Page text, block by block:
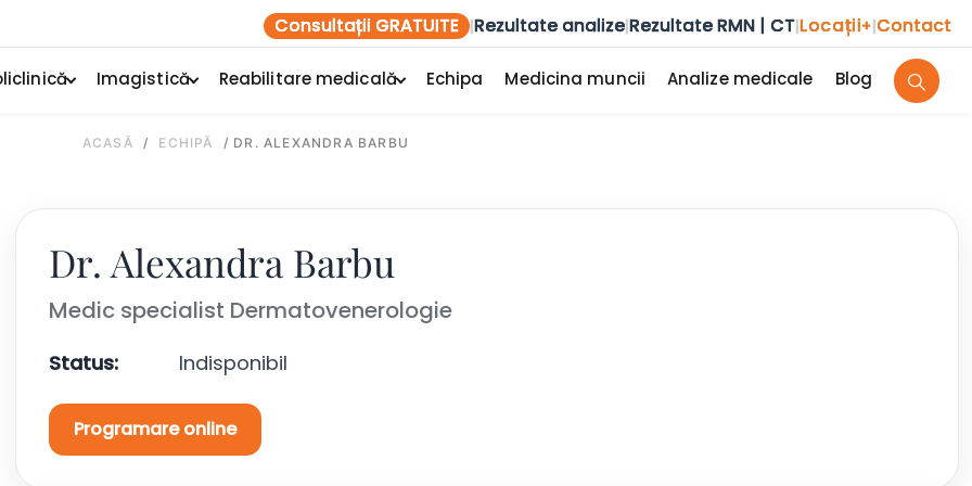
Consultații GRATUITE |Rezultate analize|Rezultate RMN | CT|Locații+|Contact
Imagistică Reabilitare medicală Echipa Medicina muncii Analize medicale Blog
ACASĂ / ECHIPĂ / DR. ALEXANDRA BARBU
Dr. Alexandra Barbu
Medic specialist Dermatovenerologie
Status: Indisponibil
Programare online